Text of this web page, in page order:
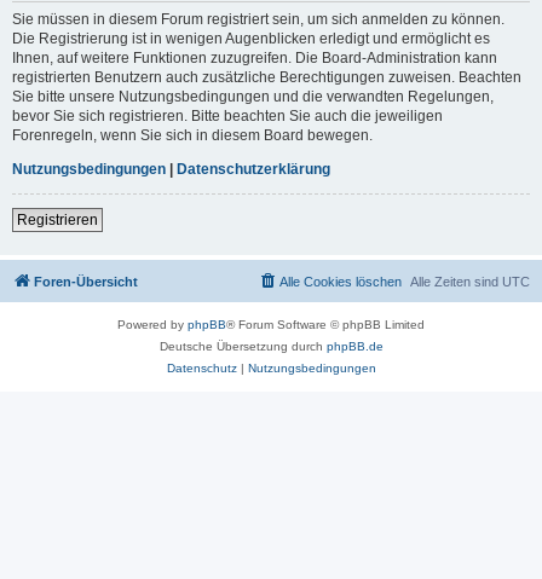
Sie müssen in diesem Forum registriert sein, um sich anmelden zu können.
Die Registrierung ist in wenigen Augenblicken erledigt und ermöglicht es
Ihnen, auf weitere Funktionen zuzugreifen. Die Board-Administration kann
registrierten Benutzern auch zusätzliche Berechtigungen zuweisen. Beachten
Sie bitte unsere Nutzungsbedingungen und die verwandten Regelungen,
bevor Sie sich registrieren. Bitte beachten Sie auch die jeweiligen
Forenregeln, wenn Sie sich in diesem Board bewegen.
Nutzungsbedingungen | Datenschutzerklärung
Registrieren
Foren-Übersicht Alle Zeiten sind UTC
Alle Cookies löschen
Powered by phpBB® Forum Software © phpBB Limited
Deutsche Übersetzung durch phpBB.de
Datenschutz| Nutzungsbedingungen